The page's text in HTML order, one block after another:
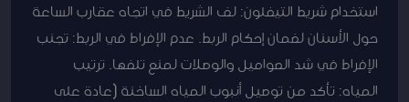
استخدام شريط التيفلون: لف الشريط في اتجاه عقارب الساعة
حول الأسنان لضمان إحكام الربط. عدم الإفراط في الربط: تجنب
الإفراط في شد الصواميل والوصلات لمنع تلفها. ترتيب
المياه: تأكد من توصيل أنبوب المياه الساخنة (عادة على